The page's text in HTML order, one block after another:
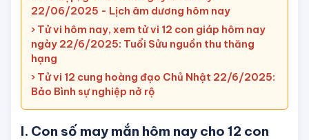
› Giờ đẹp, giờ tốt xấu ngày hôm nay
22/06/2025 - Lịch âm dương hôm nay
› Tử vi hôm nay, xem tử vi 12 con giáp hôm nay
ngày 22/6/2025: Tuổi Sửu nguồn thu thăng
hạng
› Tử vi 12 cung hoàng đạo Chủ Nhật 22/6/2025:
Bảo Bình sự nghiệp nở rộ